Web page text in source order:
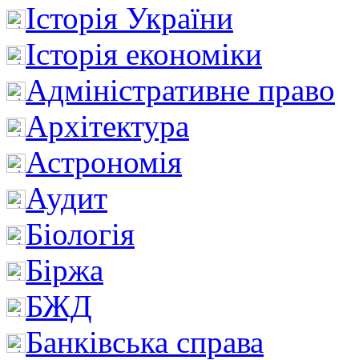
Історія України
Історія економіки
Адміністративне право
Архітектура
Астрономія
Аудит
Біологія
Біржа
БЖД
Банківська справа